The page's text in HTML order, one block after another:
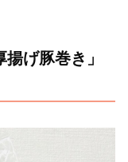
げ豚巻き」